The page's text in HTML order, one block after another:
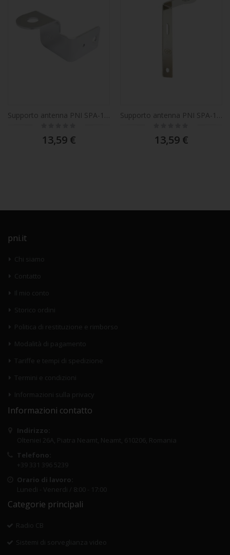
13,59 € 13,59 €
pni.it
Chi siamo
Contatto
Il mio conto
Storico ordini
Politica di restituzione e rimborso
Modalità di pagamento
Tariffe e tempi di spedizione
Termini e condizioni
Informazioni sulla privacy
Informazioni contatto
Indirizzo:
Olteniei 26A, Piatra Neamt, Neamt, 610206, Romania
Telefono:
+39 331 396 5239
Orario di lavoro:
Lunedi - Venerdi / 8:00 - 17:00
Categorie principali
Radio CB
Sistemi di sorveglianza video